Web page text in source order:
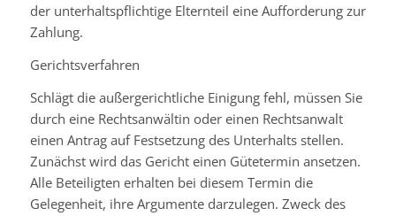
der unterhaltspflichtige Elternteil eine Aufforderung zur
Zahlung.
Gerichtsverfahren
Schlägt die außergerichtliche Einigung fehl, müssen Sie
durch eine Rechtsanwältin oder einen Rechtsanwalt
einen Antrag auf Festsetzung des Unterhalts stellen.
Zunächst wird das Gericht einen Gütetermin ansetzen.
Alle Beteiligten erhalten bei diesem Termin die
Gelegenheit, ihre Argumente darzulegen. Zweck des